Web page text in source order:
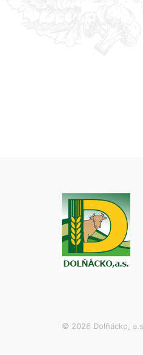
© 2026 Dolňácko,